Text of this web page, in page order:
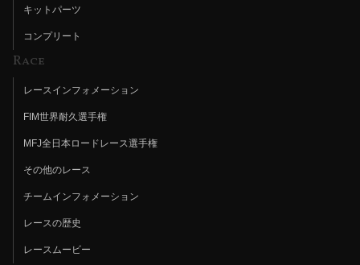
キットパーツ
コンプリート
Race
レースインフォメーション
FIM世界耐久選手権
MFJ全日本ロードレース選手権
その他のレース
チームインフォメーション
レースの歴史
レースムービー